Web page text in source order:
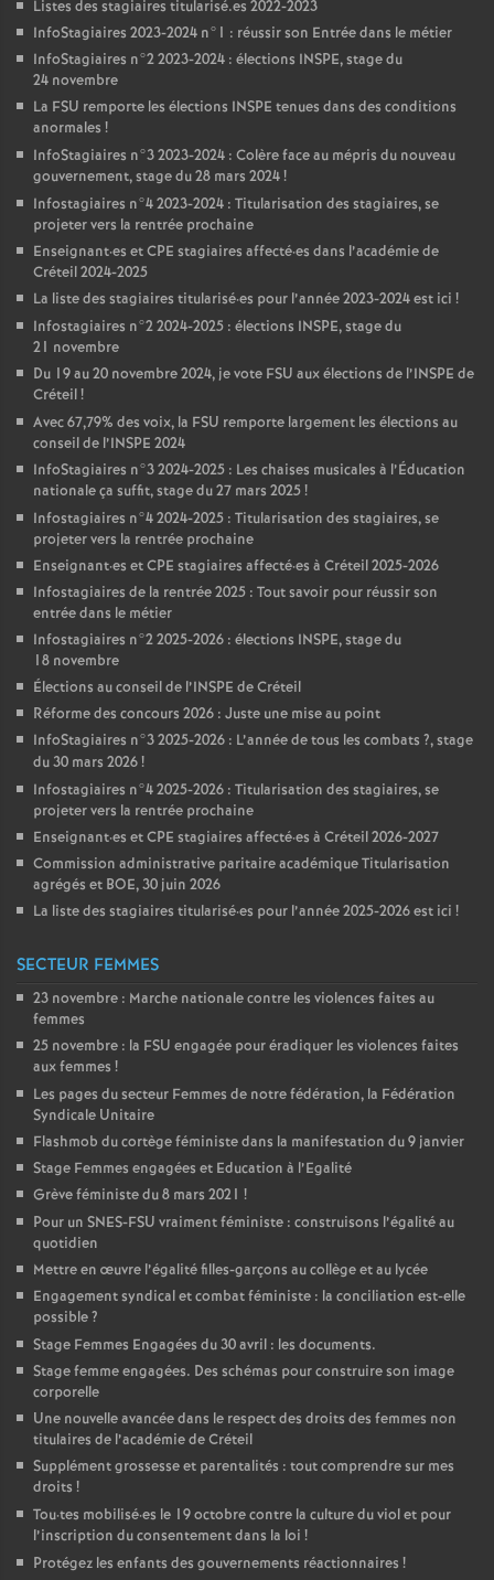
Listes des stagiaires titularisé.es 2022-2023
InfoStagiaires 2023-2024 n°1 : réussir son Entrée dans le métier
InfoStagiaires n°2 2023-2024 : élections INSPE, stage du
24 novembre
La FSU remporte les élections INSPE tenues dans des conditions
anormales !
InfoStagiaires n°3 2023-2024 : Colère face au mépris du nouveau
gouvernement, stage du 28 mars 2024!
Infostagiaires n°4 2023-2024 : Titularisation des stagiaires, se
projeter vers la rentrée prochaine
Enseignant·es etCPE stagiaires affecté·es dans l’académie de
Créteil 2024-2025
La liste des stagiaires titularisé·es pour l’année 2023-2024 est ici !
Infostagiaires n°2 2024-2025 : élections INSPE, stage du
21 novembre
Du 19 au 20 novembre 2024, je vote FSU aux élections de l’INSPE de
Créteil!
Avec 67,79% des voix, la FSU remporte largement les élections au
conseil de l’INSPE 2024
InfoStagiaires n°3 2024-2025 : Les chaises musicales à l’Éducation
nationale ça suffit, stage du 27 mars 2025!
Infostagiaires n°4 2024-2025 : Titularisation des stagiaires, se
projeter vers la rentrée prochaine
Enseignant·es etCPE stagiaires affecté·es à Créteil 2025-2026
Infostagiaires de la rentrée 2025 : Tout savoir pour réussir son
entrée dans le métier
Infostagiaires n°2 2025-2026 : élections INSPE, stage du
18 novembre
Élections au conseil de l’INSPE de Créteil
Réforme des concours 2026 : Juste une mise au point
InfoStagiaires n°3 2025-2026 : L’année de tous les combats ?, stage
du 30 mars 2026!
Infostagiaires n°4 2025-2026 : Titularisation des stagiaires, se
projeter vers la rentrée prochaine
Enseignant·es etCPE stagiaires affecté·es à Créteil 2026-2027
Commission administrative paritaire académique Titularisation
agrégés et BOE, 30 juin 2026
La liste des stagiaires titularisé·es pour l’année 2025-2026 est ici !
SECTEUR FEMMES
23 novembre : Marche nationale contre les violences faites au
femmes
25 novembre : la FSU engagée pour éradiquer les violences faites
aux femmes !
Les pages du secteur Femmes de notre fédération, la Fédération
Syndicale Unitaire
Flashmob du cortège féministe dans la manifestation du 9 janvier
Stage Femmes engagées et Education à l’Egalité
Grève féministe du 8 mars 2021 !
Pour un SNES-FSU vraiment féministe : construisons l’égalité au
quotidien
Mettre en œuvre l’égalité filles-garçons au collège et au lycée
Engagement syndical et combat féministe : la conciliation est-elle
possible?
Stage Femmes Engagées du 30 avril : les documents.
Stage femme engagées. Des schémas pour construire son image
corporelle
Une nouvelle avancée dans le respect des droits des femmes non
titulaires de l’académie de Créteil
Supplément grossesse et parentalités : tout comprendre sur mes
droits !
Tou·tes mobilisé·es le 19 octobre contre la culture du viol et pour
l’inscription du consentement dans la loi !
Protégez les enfants des gouvernements réactionnaires !